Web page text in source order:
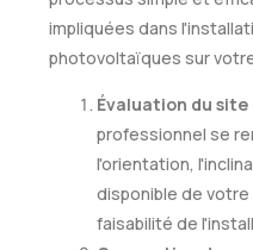
impliquées dans
photovoltaïques sur
Évaluation du site
professionnel se
l'orientation,
disponible de
faisabilité de